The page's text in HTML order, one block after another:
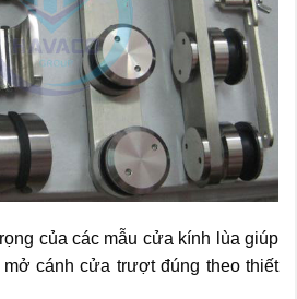
của các mẫu cửa kính lùa giúp
cánh cửa trượt đúng theo thiết